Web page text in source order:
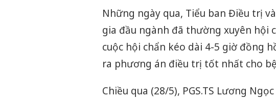
Những ngày qua, Tiểu ban Điều trị
gia đầu ngành đã thường xuyên hội
cuộc hội chẩn kéo dài 4-5 giờ đồng
ra phương án điều trị tốt nhất cho
Chiều qua (28/5), PGS.TS Lương